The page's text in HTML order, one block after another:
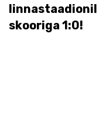
skooriga 1:0!